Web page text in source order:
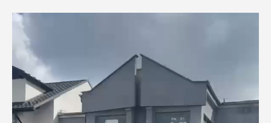
Odtwarzacz